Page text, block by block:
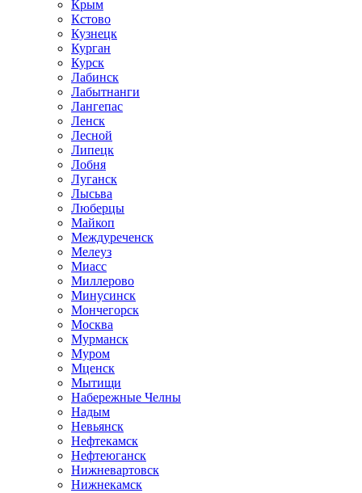
Крым
Кстово
Кузнецк
Курган
Курск
Лабинск
Лабытнанги
Лангепас
Ленск
Лесной
Липецк
Лобня
Луганск
Лысьва
Люберцы
Майкоп
Междуреченск
Мелеуз
Миасс
Миллерово
Минусинск
Мончегорск
Москва
Мурманск
Муром
Мценск
Мытищи
Набережные Челны
Надым
Невьянск
Нефтекамск
Нефтеюганск
Нижневартовск
Нижнекамск